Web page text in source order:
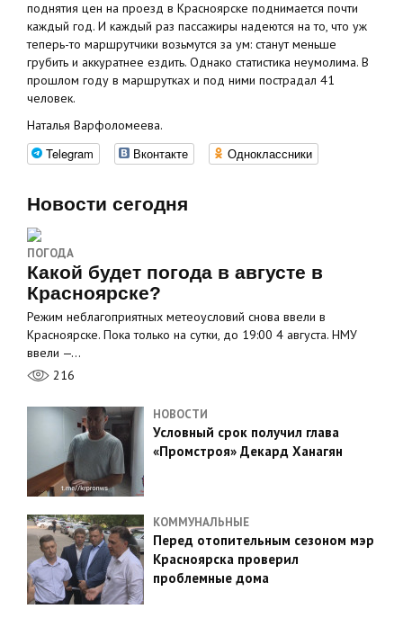
поднятия цен на проезд в Красноярске поднимается почти
каждый год. И каждый раз пассажиры надеются на то, что уж
теперь-то маршрутчики возьмутся за ум: станут меньше
грубить и аккуратнее ездить. Однако статистика неумолима. В
прошлом году в маршрутках и под ними пострадал 41
человек.
Наталья Варфоломеева.
Telegram Вконтакте Одноклассники
Новости сегодня
ПОГОДА
Какой будет погода в августе в
Красноярске?
Режим неблагоприятных метеоусловий снова ввели в
Красноярске. Пока только на сутки, до 19:00 4 августа. НМУ
ввели —…
216
НОВОСТИ
Условный срок получил глава
«Промстроя» Декард Ханагян
КОММУНАЛЬНЫЕ
Перед отопительным сезоном мэр
Красноярска проверил
проблемные дома